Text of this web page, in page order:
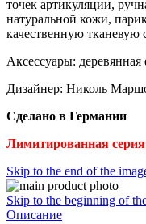
точек артикуляции,
натуральной кожи,
качественную тканевую
Аксессуары:
Дизайнер: Николь
Сделано в Германии
Лимитированная
Skip to the end of the
Skip to the beginning of
Описание